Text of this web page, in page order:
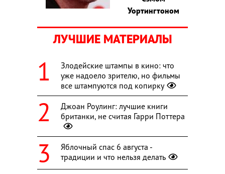
Уортингтоном
ЛУЧШИЕ МАТЕРИАЛЫ
Злодейские штампы в кино: что
уже надоело зрителю, но фильмы
все штампуются под копирку
Джоан Роулинг: лучшие книги
британки, не считая Гарри Поттера
Яблочный спас 6 августа -
традиции и что нельзя делать